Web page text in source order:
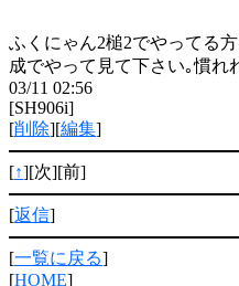
ふくにゃん2槌2でやってる
成でやって見て下さい｡慣れ
03/11 02:56
[SH906i]
[削除][編集]
[↑][次][前]
[返信]
[一覧に戻る]
[HOME]